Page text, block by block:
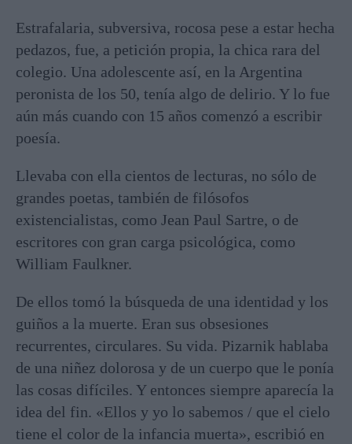
Estrafalaria, subversiva, rocosa pese a estar hecha
pedazos, fue, a petición propia, la chica rara del
colegio. Una adolescente así, en la Argentina
peronista de los 50, tenía algo de delirio. Y lo fue
aún más cuando con 15 años comenzó a escribir
poesía.
Llevaba con ella cientos de lecturas, no sólo de
grandes poetas, también de filósofos
existencialistas, como Jean Paul Sartre, o de
escritores con gran carga psicológica, como
William Faulkner.
De ellos tomó la búsqueda de una identidad y los
guiños a la muerte. Eran sus obsesiones
recurrentes, circulares. Su vida. Pizarnik hablaba
de una niñez dolorosa y de un cuerpo que le ponía
las cosas difíciles. Y entonces siempre aparecía la
idea del fin. «Ellos y yo lo sabemos / que el cielo
tiene el color de la infancia muerta», escribió en